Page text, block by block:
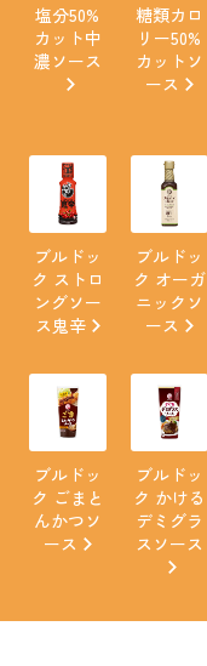
塩分50%
カット中
濃ソース
糖類カロ
リー50%
カットソ
ース
ブルドッ
ク ストロ
ングソー
ス鬼辛
ブルドッ
ク オーガ
ニックソ
ース
ブルドッ
ク ごまと
んかつソ
ース
ブルドッ
ク かける
デミグラ
スソース